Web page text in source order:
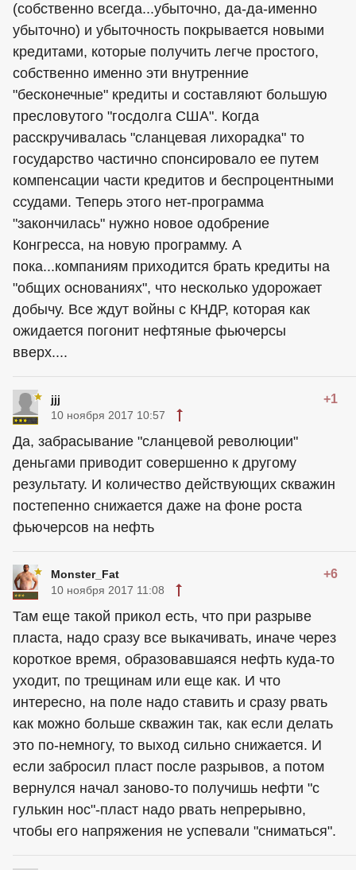
(собственно всегда...убыточно, да-да-именно
убыточно) и убыточность покрывается новыми
кредитами, которые получить легче простого,
собственно именно эти внутренние
"бесконечные" кредиты и составляют большую
пресловутого "госдолга США". Когда
расскручивалась "сланцевая лихорадка" то
государство частично спонсировало ее путем
компенсации части кредитов и беспроцентными
ссудами. Теперь этого нет-программа
"закончилась" нужно новое одобрение
Конгресса, на новую программу. А
пока...компаниям приходится брать кредиты на
"общих основаниях", что несколько удорожает
добычу. Все ждут войны с КНДР, которая как
ожидается погонит нефтяные фьючерсы
вверх....
jjj +1
10 ноября 2017 10:57
Да, забрасывание "сланцевой революции"
деньгами приводит совершенно к другому
результату. И количество действующих скважин
постепенно снижается даже на фоне роста
фьючерсов на нефть
Monster_Fat +6
10 ноября 2017 11:08
Там еще такой прикол есть, что при разрыве
пласта, надо сразу все выкачивать, иначе через
короткое время, образовавшаяся нефть куда-то
уходит, по трещинам или еще как. И что
интересно, на поле надо ставить и сразу рвать
как можно больше скважин так, как если делать
это по-немногу, то выход сильно снижается. И
если забросил пласт после разрывов, а потом
вернулся начал заново-то получишь нефти "с
гулькин нос"-пласт надо рвать непрeрывно,
чтобы его напряжения не успевали "сниматься".